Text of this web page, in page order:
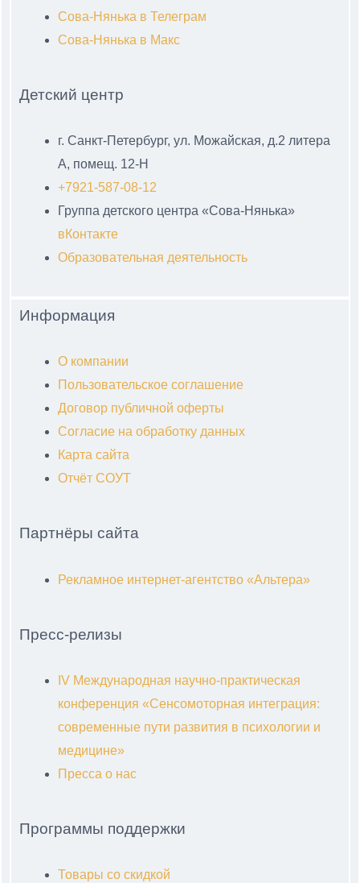
Сова-Нянька в Телеграм
Сова-Нянька в Макс
Детский центр
г. Санкт-Петербург, ул. Можайская, д.2 литера
А, помещ. 12-Н
+7921-587-08-12
Группа детского центра «Сова-Нянька»
вКонтакте
Образовательная деятельность
Информация
О компании
Пользовательское соглашение
Договор публичной оферты
Согласие на обработку данных
Карта сайта
Отчёт СОУТ
Партнёры сайта
Рекламное интернет-агентство «Альтера»
Пресс-релизы
IV Международная научно-практическая
конференция «Сенсомоторная интеграция:
современные пути развития в психологии и
медицине»
Пресса о нас
Программы поддержки
Товары со скидкой